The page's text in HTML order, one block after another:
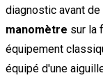
diagnostic avant de
manomètre sur la
équipement
équipé d'une